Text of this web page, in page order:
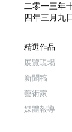
二零一三年
四年三月九
精選作品
展覽現場
新聞稿
藝術家
媒體報導